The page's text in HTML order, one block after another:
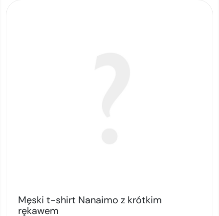
Męski t-shirt Nanaimo z krótkim
rękawem